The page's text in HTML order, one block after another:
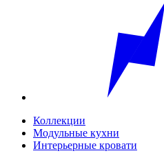
Коллекции
Модульные кухни
Интерьерные кровати